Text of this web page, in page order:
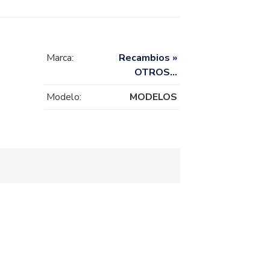
Marca:
Recambios »
OTROS…
Modelo:
MODELOS